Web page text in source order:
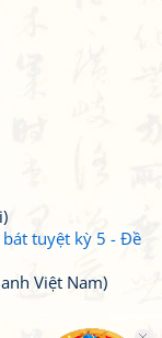
tuyệt kỳ 5 - Đề
Việt Nam)